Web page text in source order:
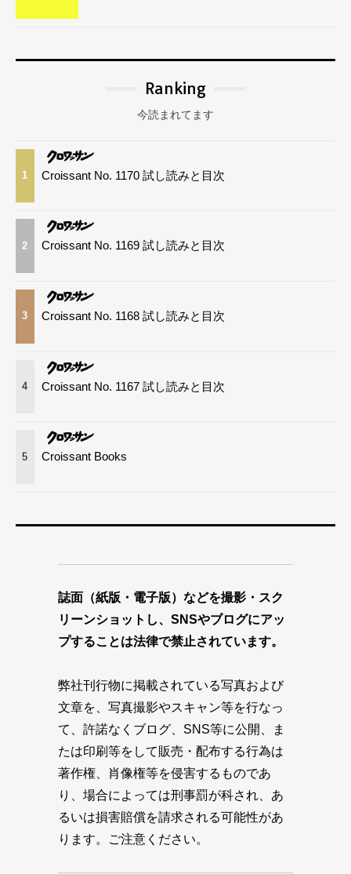
Ranking
今読まれてます
1 Croissant No. 1170 試し読みと目次
2 Croissant No. 1169 試し読みと目次
3 Croissant No. 1168 試し読みと目次
4 Croissant No. 1167 試し読みと目次
5 Croissant Books
誌面（紙版・電子版）などを撮影・スク
リーンショットし、SNSやブログにアッ
プすることは法律で禁止されています。
弊社刊行物に掲載されている写真および
文章を、写真撮影やスキャン等を行なっ
て、許諾なくブログ、SNS等に公開、ま
たは印刷等をして販売・配布する行為は
著作権、肖像権等を侵害するものであ
り、場合によっては刑事罰が科され、あ
るいは損害賠償を請求される可能性があ
ります。ご注意ください。